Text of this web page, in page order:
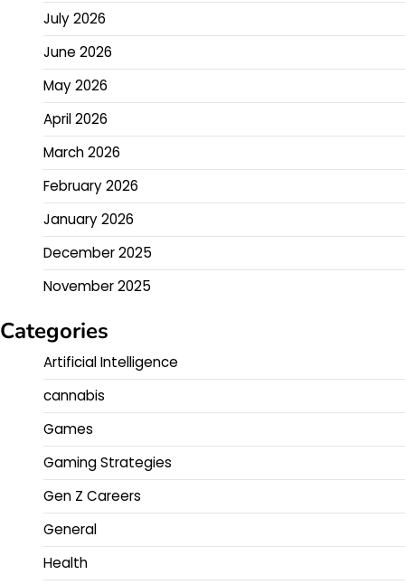
July 2026
June 2026
May 2026
April 2026
March 2026
February 2026
January 2026
December 2025
November 2025
Categories
Artificial Intelligence
cannabis
Games
Gaming Strategies
Gen Z Careers
General
Health